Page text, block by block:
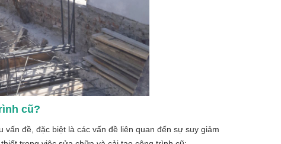
cũ?
đề, đặc biệt là các vấn đề liên quan đến sự suy giảm